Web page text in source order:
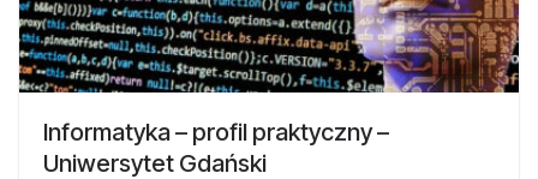
Informatyka – profil praktyczny –
Uniwersytet Gdański